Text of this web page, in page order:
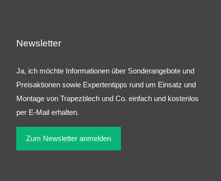
Newsletter
Ja, ich möchte Informationen über Sonderangebote und
Preisaktionen sowie Expertentipps rund um Einsatz und
Montage von Trapezblech und Co. einfach und kostenlos
per E-Mail erhalten.
Zum Newsletter anmelden